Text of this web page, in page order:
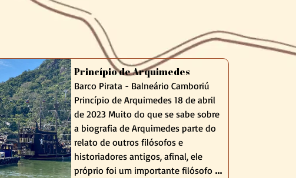
Princípio de Arquimedes
Barco Pirata - Balneário Camboriú
Princípio de Arquimedes 18 de abril
de 2023 Muito do que se sabe sobre
a biografia de Arquimedes parte do
relato de outros filósofos e
historiadores antigos, afinal, ele
próprio foi um importante filósofo e